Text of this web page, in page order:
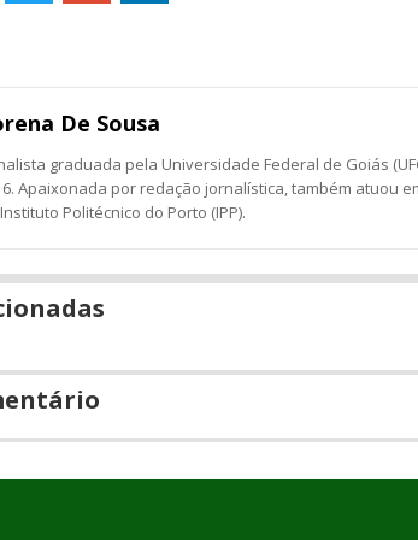
De Sousa
graduada pela Universidade Federal de Goiás
Apaixonada por redação jornalística, também atuou
Politécnico do Porto (IPP).